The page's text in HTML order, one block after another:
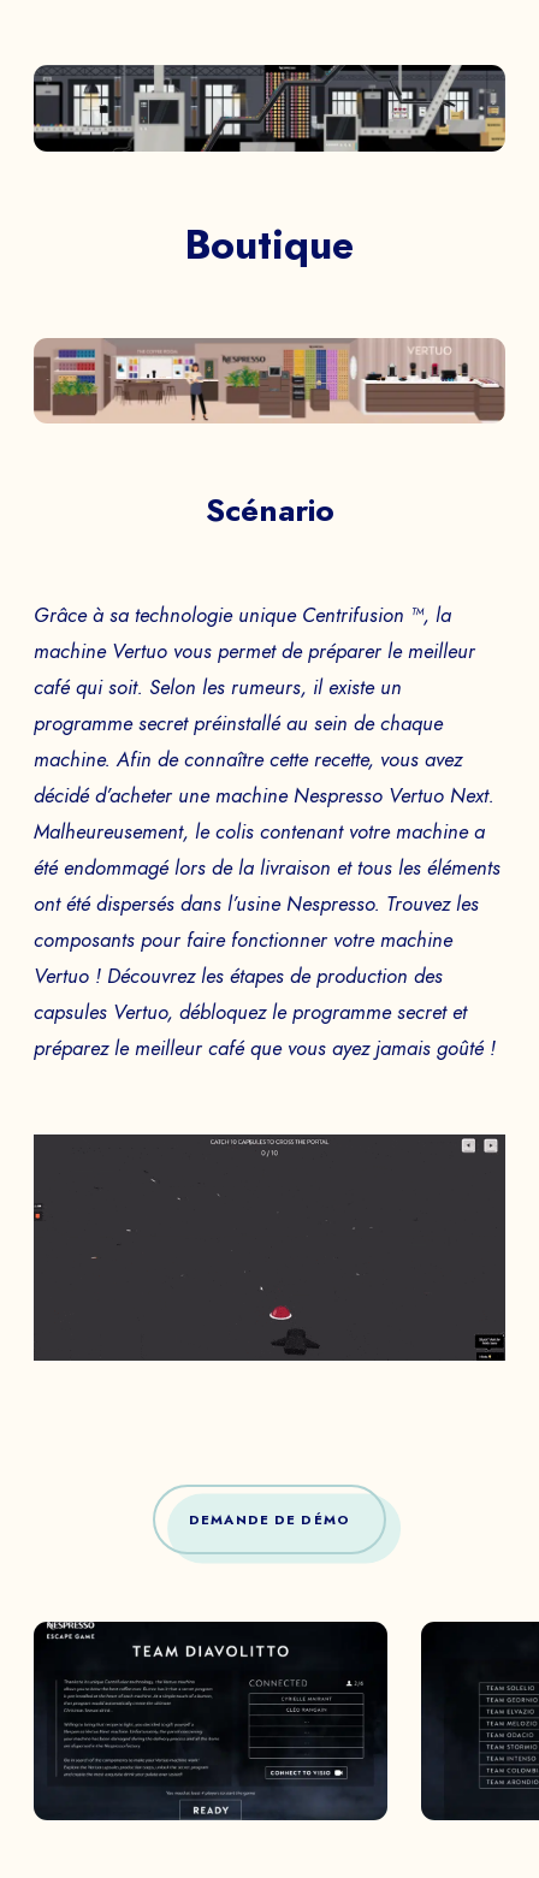
Boutique
Scénario
Grâce à sa technologie unique Centrifusion ™, la
machine Vertuo vous permet de préparer le meilleur
café qui soit. Selon les rumeurs, il existe un
programme secret préinstallé au sein de chaque
machine. Afin de connaître cette recette, vous avez
décidé d’acheter une machine Nespresso Vertuo Next.
Malheureusement, le colis contenant votre machine a
été endommagé lors de la livraison et tous les éléments
ont été dispersés dans l’usine Nespresso. Trouvez les
composants pour faire fonctionner votre machine
Vertuo ! Découvrez les étapes de production des
capsules Vertuo, débloquez le programme secret et
préparez le meilleur café que vous ayez jamais goûté !
DEMANDE DE DÉMO
DEMANDEZ VOTRE
DÉMO
Echangez avec notre équipe d’experts et
obtenez un aperçu de nos jeux immersifs.